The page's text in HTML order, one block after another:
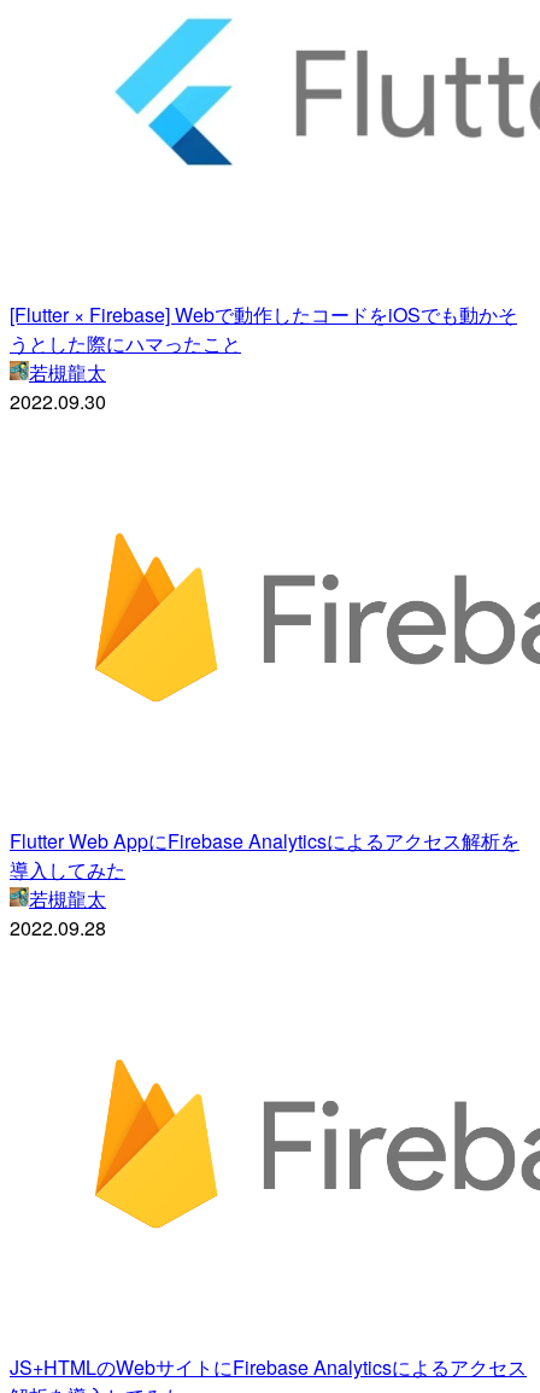
[Flutter × Firebase] Webで動作したコードをiOSでも動かそ
うとした際にハマったこと
若槻龍太
2022.09.30
Flutter Web AppにFirebase Analyticsによるアクセス解析を
導入してみた
若槻龍太
2022.09.28
JS+HTMLのWebサイトにFirebase Analyticsによるアクセス